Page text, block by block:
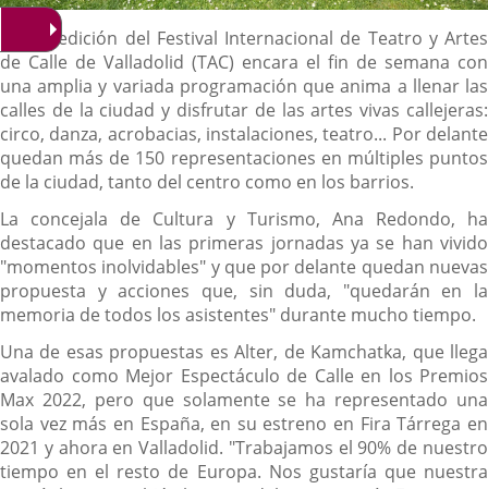
Descripción
La 24ª edición del Festival Internacional de Teatro y Artes
de Calle de Valladolid (TAC) encara el fin de semana con
una amplia y variada programación que anima a llenar las
calles de la ciudad y disfrutar de las artes vivas callejeras:
circo, danza, acrobacias, instalaciones, teatro... Por delante
quedan más de 150 representaciones en múltiples puntos
de la ciudad, tanto del centro como en los barrios.
La concejala de Cultura y Turismo, Ana Redondo, ha
destacado que en las primeras jornadas ya se han vivido
"momentos inolvidables" y que por delante quedan nuevas
propuesta y acciones que, sin duda, "quedarán en la
memoria de todos los asistentes" durante mucho tiempo.
Una de esas propuestas es Alter, de Kamchatka, que llega
avalado como Mejor Espectáculo de Calle en los Premios
Max 2022, pero que solamente se ha representado una
sola vez más en España, en su estreno en Fira Tárrega en
2021 y ahora en Valladolid. "Trabajamos el 90% de nuestro
tiempo en el resto de Europa. Nos gustaría que nuestra